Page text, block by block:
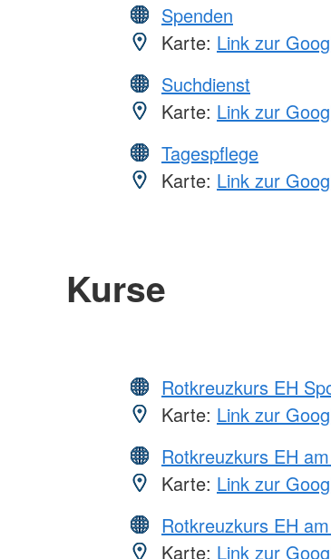
Spenden
Karte: Link zur
Suchdienst
Karte: Link zur
Tagespflege
Karte: Link zur
Kurse
Rotkreuzkurs EH
Karte: Link zur
Rotkreuzkurs EH
Karte: Link zur
Rotkreuzkurs EH
Karte: Link zur